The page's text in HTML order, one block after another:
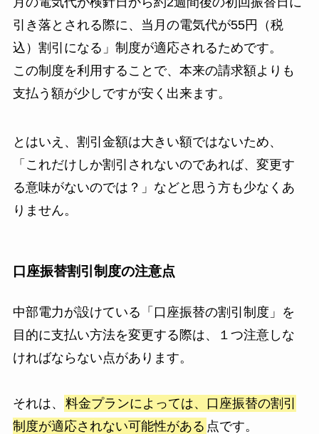
引き落とされる際に、当月の電気代が55円（税
込）割引になる」制度が適応されるためです。
この制度を利用することで、本来の請求額よりも
支払う額が少しですが安く出来ます。
とはいえ、割引金額は大きい額ではないため、
「これだけしか割引されないのであれば、変更す
る意味がないのでは？」などと思う方も少なくあ
りません。
口座振替割引制度の注意点
中部電力が設けている「口座振替の割引制度」を
目的に支払い方法を変更する際は、１つ注意しな
ければならない点があります。
それは、
料金プランによっては、口座振替の割引
制度が適応されない可能性がある 点です。